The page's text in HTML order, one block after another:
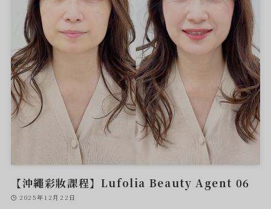
【沖繩彩妝課程】Lufolia Beauty Agent 06
2025年12月22日